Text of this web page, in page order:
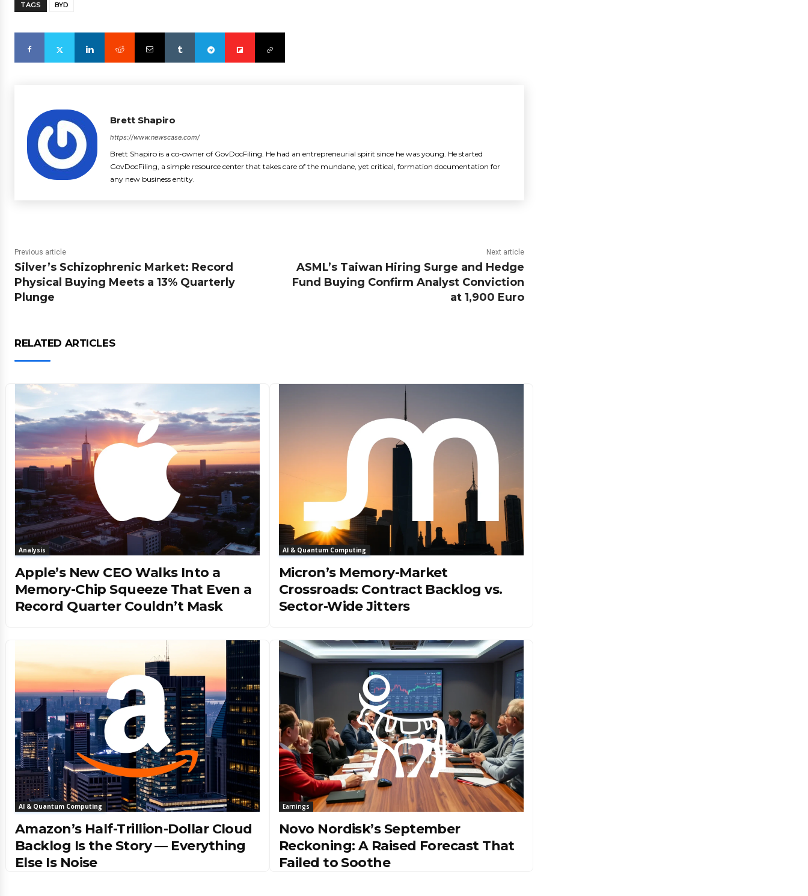
TAGS BYD
Brett Shapiro
https://www.newscase.com/
Brett Shapiro is a co-owner of GovDocFiling. He had an entrepreneurial spirit since he was young. He started
GovDocFiling, a simple resource center that takes care of the mundane, yet critical, formation documentation for
any new business entity.
Previous article
Silver’s Schizophrenic Market: Record
Physical Buying Meets a 13% Quarterly
Plunge
Next article
ASML’s Taiwan Hiring Surge and Hedge
Fund Buying Confirm Analyst Conviction
at 1,900 Euro
RELATED ARTICLES
Analysis
Apple’s New CEO Walks Into a
Memory-Chip Squeeze That Even a
Record Quarter Couldn’t Mask
AI & Quantum Computing
Micron’s Memory-Market
Crossroads: Contract Backlog vs.
Sector-Wide Jitters
AI & Quantum Computing
Amazon’s Half-Trillion-Dollar Cloud
Backlog Is the Story — Everything
Else Is Noise
Earnings
Novo Nordisk’s September
Reckoning: A Raised Forecast That
Failed to Soothe